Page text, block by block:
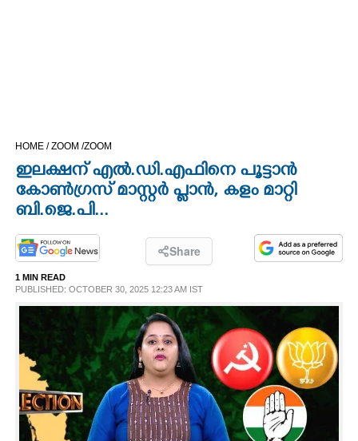
OPINION
PHOTOS
LIFESTYLE
SPIRITUAL
INFO+
ART
HOME /ZOOM /ZOOM
ഇലക്ഷന് എൽ.ഡി.എഫിനെ പൂട്ടാൻ
കോൺഗ്രസ് മാസ്റ്റർ പ്ലാൻ, കളം മാറ്റി
ബി.ജെ.പി...
Share
1 MIN READ
PUBLISHED: OCTOBER 30, 2025 12:23 AM IST